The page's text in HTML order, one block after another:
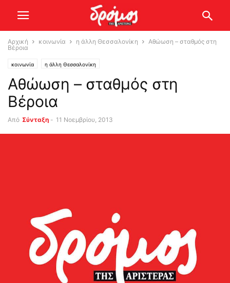
Αρχική κοινωνία η άλλη Θεσσαλονίκη
Αθώωση – σταθμός στη
Βέροια
κοινωνία η άλλη Θεσσαλονίκη
Αθώωση – σταθμός στη
Βέροια
Από Σύνταξη - 11 Νοεμβρίου, 2013